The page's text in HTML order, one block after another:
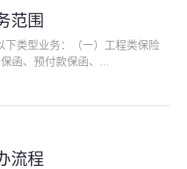
范围
下类型业务：（一）工程类保险
函、预付款保函、...
灾害公众责任保险、精神病监护
流程